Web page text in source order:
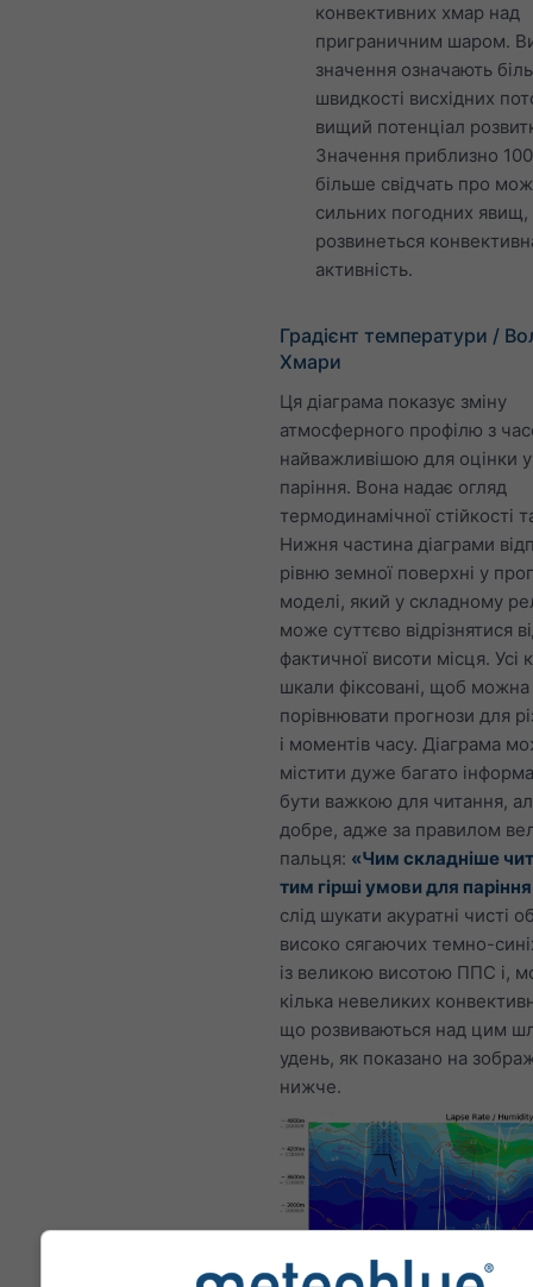
конвективних хмар над
приграничним шаром.
значення означають
швидкості висхідних
вищий потенціал
Значення приблизно
більше свідчать про
сильних погодних
розвинеться
активність.
Градієнт температури /
Хмари
Ця діаграма показує зміну
атмосферного профілю з
найважливішою для оцінки
паріння. Вона надає огляд
термодинамічної стійкості
Нижня частина діаграми
рівню земної поверхні у
моделі, який у складному
може суттєво відрізнятися
фактичної висоти місця. Усі
шкали фіксовані, щоб можна
порівнювати прогнози для
і моментів часу. Діаграма
містити дуже багато
бути важкою для читання,
добре, адже за правилом
пальця: «Чим складніше
тим гірші умови для
слід шукати акуратні чисті
високо сягаючих темно-
із великою висотою ППС і,
кілька невеликих
що розвиваються над цим
удень, як показано на
нижче.